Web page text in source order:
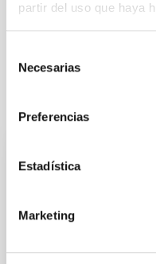
partir del uso que haya
Necesarias
Preferencias
Estadística
Marketing
ANEXO III
It may interest
INDEFINITE CONTRACT
Mecánica-
contrato laboral de